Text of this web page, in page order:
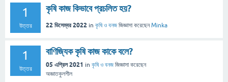
1
উত্তর
কৃষি কাজ কিভাবে প্রচলিত হয়?
22 ডিসেম্বর 2022 in কৃষি ও বনজ জিজ্ঞাসা করেছেনMinka
1
উত্তর
বাণিজ্যিক কৃষি কাজ কাকে বলে?
05 এপ্রিল 2021 in কৃষি ও বনজ জিজ্ঞাসা করেছেন
অজ্ঞাতকুলশীল